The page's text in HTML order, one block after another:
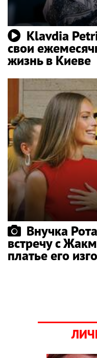
Klavdia
свои
жизнь в Киеве
Внучка
встречу с
платье его